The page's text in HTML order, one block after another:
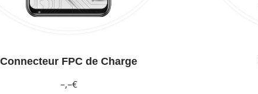
Connecteur FPC de Charge
–,–€